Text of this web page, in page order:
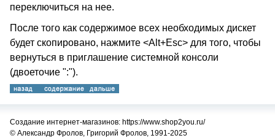
переключиться на нее.
После того как содержимое всех необходимых дискет
будет скопировано, нажмите <Alt+Esc> для того, чтобы
вернуться в приглашение системной консоли
(двоеточие ":").
Создание интернет-магазинов: https://www.shop2you.ru/
© Александр Фролов, Григорий Фролов, 1991-2025